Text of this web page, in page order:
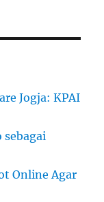
Jogja: KPAI
sebagai
Online Agar